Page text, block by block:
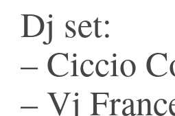
Dj set:
– Ciccio
– Vj